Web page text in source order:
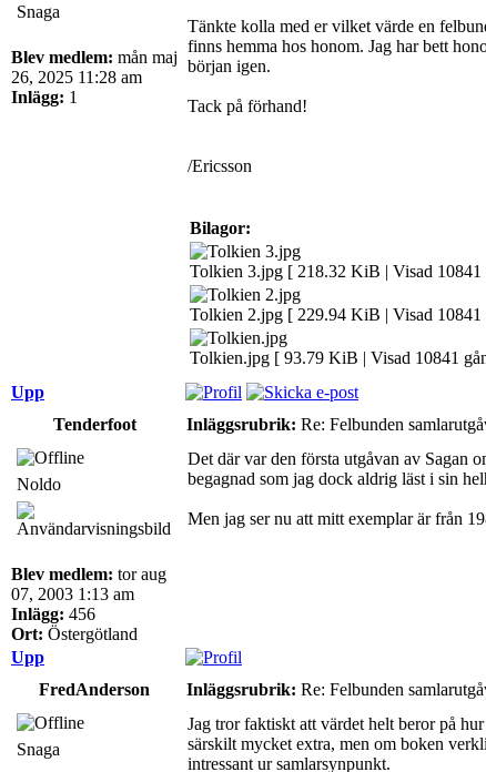
Snaga
Blev medlem: mån maj
26, 2025 11:28 am
Inlägg: 1
Tänkte kolla med er vilket värde en
finns hemma hos honom. Jag har bett
början igen.
Tack på förhand!
/Ericsson
Bilagor:
Tolkien 3.jpg [ 218.32 KiB | Visad 10841
Tolkien 2.jpg [ 229.94 KiB | Visad 10841
Tolkien.jpg [ 93.79 KiB | Visad 10841
Upp
Tenderfoot
Inläggsrubrik: Re: Felbunden
Noldo
Blev medlem: tor aug
07, 2003 1:13 am
Inlägg: 456
Ort: Östergötland
Det där var den första utgåvan av Sagan
begagnad som jag dock aldrig läst i sin
Men jag ser nu att mitt exemplar är från
Upp
FredAnderson
Inläggsrubrik: Re: Felbunden
Snaga
Jag tror faktiskt att värdet helt beror på
särskilt mycket extra, men om boken
intressant ur samlarsynpunkt.